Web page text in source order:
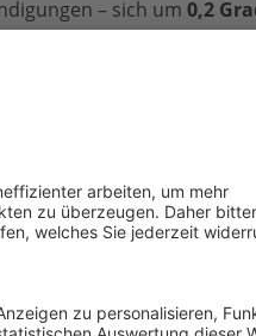
– sich um 0,2
diese Ziele eingehalten
untragbare Gefahr
Ankündigungen
Deutschland spielt eine
seiner
Anlass zur Hoffnung,